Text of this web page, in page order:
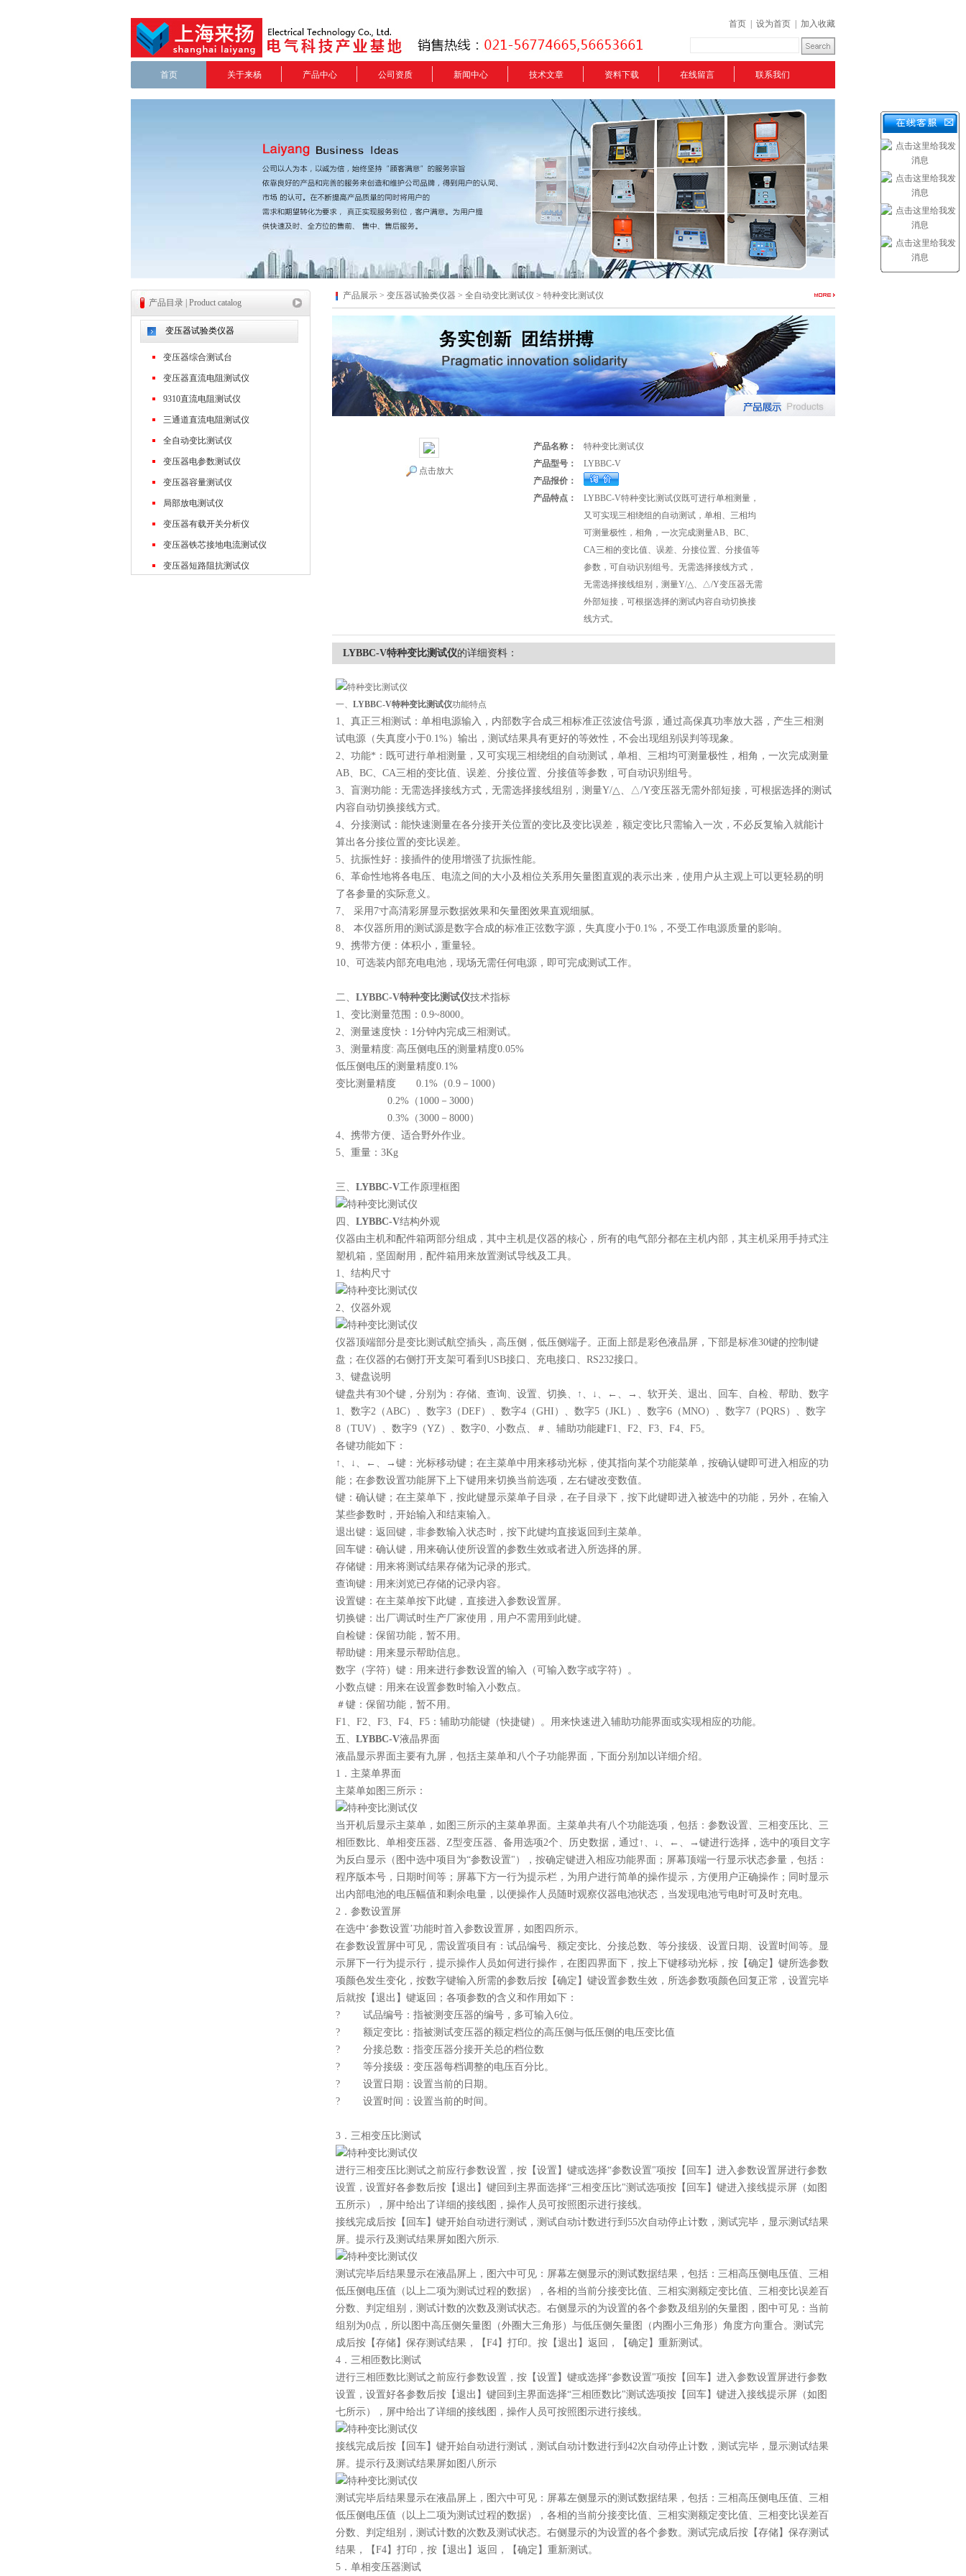
首页 设为首页 加入收藏
首页 关于来杨 产品中心 公司资质 新闻中心 技术文章 资料下载 在线留言 联系我们
产品目录 | Product catalog
变压器试验类仪器
变压器综合测试台
变压器直流电阻测试仪
9310直流电阻测试仪
三通道直流电阻测试仪
全自动变比测试仪
变压器电参数测试仪
变压器容量测试仪
局部放电测试仪
变压器有载开关分析仪
变压器铁芯接地电流测试仪
变压器短路阻抗测试仪
产品展示 > 变压器试验类仪器 > 全自动变比测试仪 > 特种变比测试仪
点击放大
产品名称：
特种变比测试仪
产品型号：
LYBBC-V
产品报价：
产品特点：
LYBBC-V特种变比测试仪既可进行单相测量，
又可实现三相绕组的自动测试，单相、三相均
可测量极性，相角，一次完成测量AB、BC、
CA三相的变比值、误差、分接位置、分接值等
参数，可自动识别组号。无需选择接线方式，
无需选择接线组别，测量Y/△、△/Y变压器无需
外部短接，可根据选择的测试内容自动切换接
线方式。
LYBBC-V特种变比测试仪的详细资料：
一、 LYBBC-V特种变比测试仪功能特点
1、真正三相测试：单相电源输入，内部数字合成三相标准正弦波信号源，通过高保真功率放大器，产生三相测
试电源（失真度小于0.1%）输出，测试结果具有更好的等效性，不会出现组别误判等现象。
2、功能*：既可进行单相测量，又可实现三相绕组的自动测试，单相、三相均可测量极性，相角，一次完成测量
AB、BC、CA三相的变比值、误差、分接位置、分接值等参数，可自动识别组号。
3、盲测功能：无需选择接线方式，无需选择接线组别，测量Y/△、△/Y变压器无需外部短接，可根据选择的测试
内容自动切换接线方式。
4、分接测试：能快速测量在各分接开关位置的变比及变比误差，额定变比只需输入一次，不必反复输入就能计
算出各分接位置的变比误差。
5、抗振性好：接插件的使用增强了抗振性能。
6、革命性地将各电压、电流之间的大小及相位关系用矢量图直观的表示出来，使用户从主观上可以更轻易的明
了各参量的实际意义。
7、 采用7寸高清彩屏显示数据效果和矢量图效果直观细腻。
8、 本仪器所用的测试源是数字合成的标准正弦数字源，失真度小于0.1%，不受工作电源质量的影响。
9、携带方便：体积小，重量轻。
10、可选装内部充电电池，现场无需任何电源，即可完成测试工作。
二、 LYBBC-V特种变比测试仪技术指标
1、变比测量范围：0.9~8000。
2、测量速度快：1分钟内完成三相测试。
3、测量精度: 高压侧电压的测量精度0.05%
低压侧电压的测量精度0.1%
变比测量精度 0.1%（0.9－1000）
0.2%（1000－3000）
0.3%（3000－8000）
4、携带方便、适合野外作业。
5、重量：3Kg
三、 LYBBC-V工作原理框图
四、 LYBBC-V结构外观
仪器由主机和配件箱两部分组成，其中主机是仪器的核心，所有的电气部分都在主机内部，其主机采用手持式注
塑机箱，坚固耐用，配件箱用来放置测试导线及工具。
1、结构尺寸
2、仪器外观
仪器顶端部分是变比测试航空插头，高压侧，低压侧端子。正面上部是彩色液晶屏，下部是标准30键的控制键
盘；在仪器的右侧打开支架可看到USB接口、充电接口、RS232接口。
3、键盘说明
键盘共有30个键，分别为：存储、查询、设置、切换、↑、↓、←、→、软开关、退出、回车、自检、帮助、数字
1、数字2（ABC）、数字3（DEF）、数字4（GHI）、数字5（JKL）、数字6（MNO）、数字7（PQRS）、数字
8（TUV）、数字9（YZ）、数字0、小数点、＃、辅助功能建F1、F2、F3、F4、F5。
各键功能如下：
↑、↓、←、→键：光标移动键；在主菜单中用来移动光标，使其指向某个功能菜单，按确认键即可进入相应的功
能；在参数设置功能屏下上下键用来切换当前选项，左右键改变数值。
键：确认键；在主菜单下，按此键显示菜单子目录，在子目录下，按下此键即进入被选中的功能，另外，在输入
某些参数时，开始输入和结束输入。
退出键：返回键，非参数输入状态时，按下此键均直接返回到主菜单。
回车键：确认键，用来确认使所设置的参数生效或者进入所选择的屏。
存储键：用来将测试结果存储为记录的形式。
查询键：用来浏览已存储的记录内容。
设置键：在主菜单按下此键，直接进入参数设置屏。
切换键：出厂调试时生产厂家使用，用户不需用到此键。
自检键：保留功能，暂不用。
帮助键：用来显示帮助信息。
数字（字符）键：用来进行参数设置的输入（可输入数字或字符）。
小数点键：用来在设置参数时输入小数点。
＃键：保留功能，暂不用。
F1、F2、F3、F4、F5：辅助功能键（快捷键）。用来快速进入辅助功能界面或实现相应的功能。
五、 LYBBC-V液晶界面
液晶显示界面主要有九屏，包括主菜单和八个子功能界面，下面分别加以详细介绍。
1．主菜单界面
主菜单如图三所示：
当开机后显示主菜单，如图三所示的主菜单界面。主菜单共有八个功能选项，包括：参数设置、三相变压比、三
相匝数比、单相变压器、Z型变压器、备用选项2个、历史数据，通过↑、↓、←、→键进行选择，选中的项目文字
为反白显示（图中选中项目为“参数设置"），按确定键进入相应功能界面；屏幕顶端一行显示状态参量，包括：
程序版本号，日期时间等；屏幕下方一行为提示栏，为用户进行简单的操作提示，方便用户正确操作；同时显示
出内部电池的电压幅值和剩余电量，以便操作人员随时观察仪器电池状态，当发现电池亏电时可及时充电。
2．参数设置屏
在选中‘参数设置’功能时首入参数设置屏，如图四所示。
在参数设置屏中可见，需设置项目有：试品编号、额定变比、分接总数、等分接级、设置日期、设置时间等。显
示屏下一行为提示行，提示操作人员如何进行操作，在图四界面下，按上下键移动光标，按【确定】键所选参数
项颜色发生变化，按数字键输入所需的参数后按【确定】键设置参数生效，所选参数项颜色回复正常，设置完毕
后就按【退出】键返回；各项参数的含义和作用如下：
? 试品编号：指被测变压器的编号，多可输入6位。
? 额定变比：指被测试变压器的额定档位的高压侧与低压侧的电压变比值
? 分接总数：指变压器分接开关总的档位数
? 等分接级：变压器每档调整的电压百分比。
? 设置日期：设置当前的日期。
? 设置时间：设置当前的时间。
3．三相变压比测试
进行三相变压比测试之前应行参数设置，按【设置】键或选择“参数设置"项按【回车】进入参数设置屏进行参数
设置，设置好各参数后按【退出】键回到主界面选择“三相变压比"测试选项按【回车】键进入接线提示屏（如图
五所示），屏中给出了详细的接线图，操作人员可按照图示进行接线。
接线完成后按【回车】键开始自动进行测试，测试自动计数进行到55次自动停止计数，测试完毕，显示测试结果
屏。提示行及测试结果屏如图六所示.
测试完毕后结果显示在液晶屏上，图六中可见：屏幕左侧显示的测试数据结果，包括：三相高压侧电压值、三相
低压侧电压值（以上二项为测试过程的数据），各相的当前分接变比值、三相实测额定变比值、三相变比误差百
分数、判定组别，测试计数的次数及测试状态。右侧显示的为设置的各个参数及组别的矢量图，图中可见：当前
组别为0点，所以图中高压侧矢量图（外圈大三角形）与低压侧矢量图（内圈小三角形）角度方向重合。测试完
成后按【存储】保存测试结果，【F4】打印。按【退出】返回，【确定】重新测试。
4．三相匝数比测试
进行三相匝数比测试之前应行参数设置，按【设置】键或选择“参数设置"项按【回车】进入参数设置屏进行参数
设置，设置好各参数后按【退出】键回到主界面选择“三相匝数比"测试选项按【回车】键进入接线提示屏（如图
七所示），屏中给出了详细的接线图，操作人员可按照图示进行接线。
接线完成后按【回车】键开始自动进行测试，测试自动计数进行到42次自动停止计数，测试完毕，显示测试结果
屏。提示行及测试结果屏如图八所示
测试完毕后结果显示在液晶屏上，图六中可见：屏幕左侧显示的测试数据结果，包括：三相高压侧电压值、三相
低压侧电压值（以上二项为测试过程的数据），各相的当前分接变比值、三相实测额定变比值、三相变比误差百
分数、判定组别，测试计数的次数及测试状态。右侧显示的为设置的各个参数。测试完成后按【存储】保存测试
结果，【F4】打印，按【退出】返回，【确定】重新测试。
5．单相变压器测试